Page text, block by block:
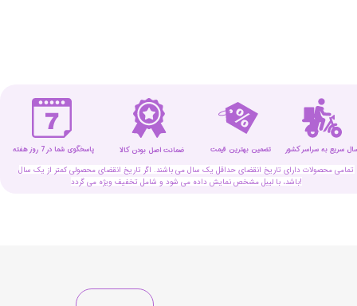
تمامی محصولات دارای تاریخ انقضای حداقل یک سال می باشند. اگر تاریخ انقضای محصولی کمتر از یک سال
باشد، با لیبل مشخص نمایش داده می شود و شامل تخفیف ویژه می گردد!
ضمانت اصل بودن کالا تضمین بهترین قیمت پاسخگوی شما در 7 روز هفته سریع به سراسر کشور